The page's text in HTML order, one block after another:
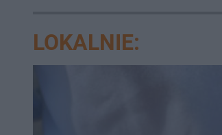
LOKALNIE: